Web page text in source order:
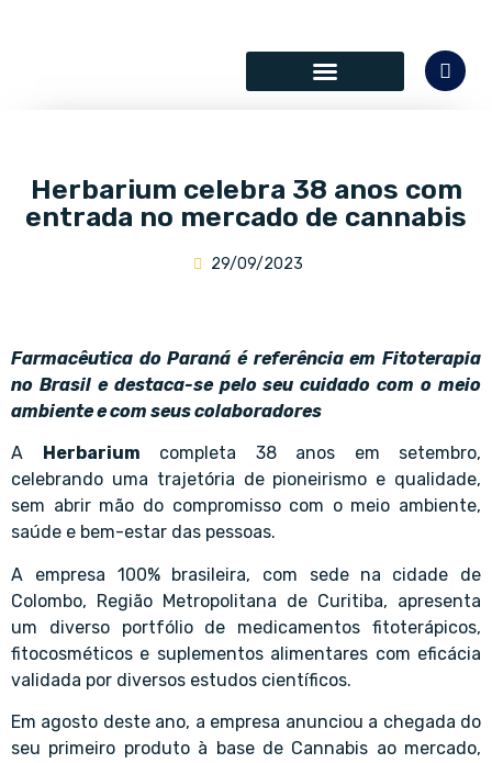
Herbarium celebra 38 anos com
entrada no mercado de cannabis
29/09/2023
Farmacêutica do Paraná é referência em Fitoterapia
no Brasil e destaca-se pelo seu cuidado com o meio
ambiente e com seus colaboradores
A Herbarium completa 38 anos em setembro,
celebrando uma trajetória de pioneirismo e qualidade,
sem abrir mão do compromisso com o meio ambiente,
saúde e bem-estar das pessoas.
A empresa 100% brasileira, com sede na cidade de
Colombo, Região Metropolitana de Curitiba, apresenta
um diverso portfólio de medicamentos fitoterápicos,
fitocosméticos e suplementos alimentares com eficácia
validada por diversos estudos científicos.
Em agosto deste ano, a empresa anunciou a chegada do
seu primeiro produto à base de Cannabis ao mercado,